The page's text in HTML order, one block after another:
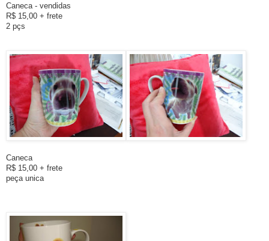
Caneca - vendidas
R$ 15,00 + frete
2 pçs
Caneca
R$ 15,00 + frete
peça unica